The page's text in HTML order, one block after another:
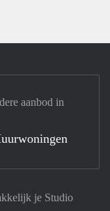
je Studio
aanbod in